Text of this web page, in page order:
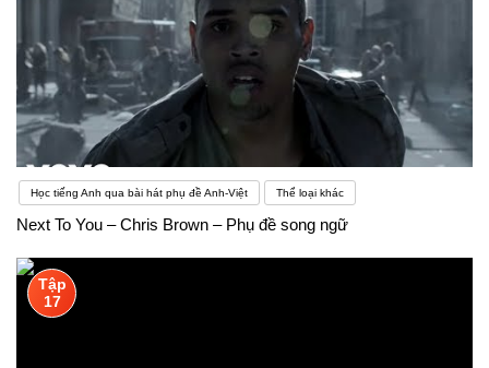
Học tiếng Anh qua bài hát phụ đề Anh-Việt Thể loại khác
Next To You – Chris Brown – Phụ đề song ngữ
Tập
17